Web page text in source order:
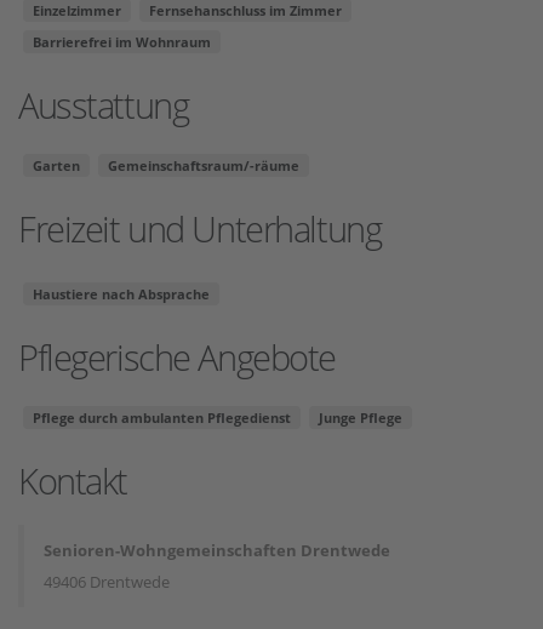
Einzelzimmer
Fernsehanschluss im Zimmer
Barrierefrei im Wohnraum
Ausstattung
Garten Gemeinschaftsraum/-räume
Freizeit und Unterhaltung
Haustiere nach Absprache
Pflegerische Angebote
Pflege durch ambulanten Pflegedienst Junge Pflege
Kontakt
Senioren-Wohngemeinschaften Drentwede
49406 Drentwede